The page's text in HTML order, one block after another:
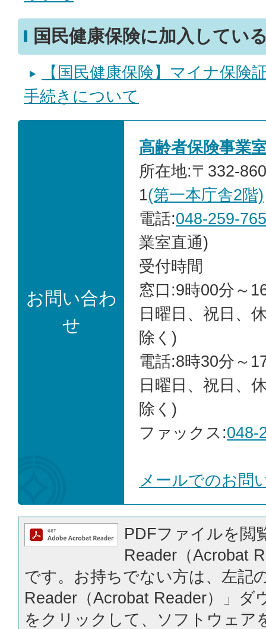
国民健康保険に加入してい
【国民健康保険】マイナ保険
手続きについて
お問い合わ
せ
高齢者保険事業
所在地:〒332-
1(第一本庁舎2階)
電話:048-259-
業室直通)
受付時間
窓口:9時00分～
日曜日、祝日、
除く)
電話:8時30分～
日曜日、祝日、
除く)
ファックス:048-
メールでのお問
PDFファイルを閲
Reader（Acrobat
です。お持ちでない方は、左記
Reader（Acrobat Reader）」ダ
をクリックして、ソフトウェア